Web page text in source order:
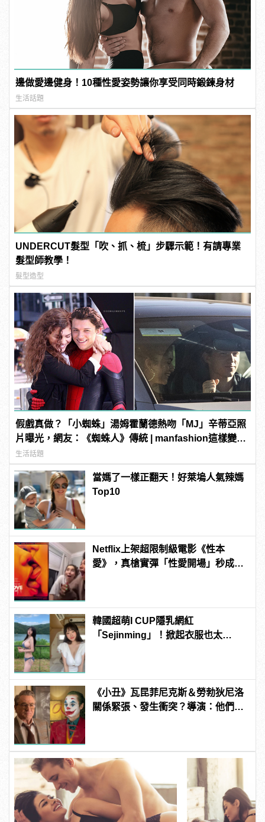
邊做愛邊健身！10種性愛姿勢讓你享受同時鍛鍊身材
生活話題
UNDERCUT髮型「吹、抓、梳」步驟示範！有請專業
髮型師教學！
髮型造型
假戲真做？「小蜘蛛」湯姆霍蘭德熱吻「MJ」辛蒂亞照
片曝光，網友：《蜘蛛人》傳統 | manfashion這樣變型
男
生活話題
當媽了一樣正翻天！好萊塢人氣辣媽
Top10
Netflix上架超限制級電影《性本
愛》，真槍實彈「性愛開場」秒成網
韓國超萌I CUP隱乳網紅
「Sejinming」！掀起衣服也太
《小丑》瓦昆菲尼克斯＆勞勃狄尼洛
關係緊張、發生衝突？導演：他們在